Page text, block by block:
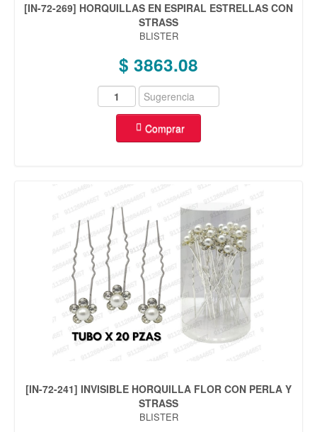
[IN-72-269] HORQUILLAS EN ESPIRAL ESTRELLAS CON
STRASS
BLISTER
$ 3863.08
Comprar
[IN-72-241] INVISIBLE HORQUILLA FLOR CON PERLA Y
STRASS
BLISTER